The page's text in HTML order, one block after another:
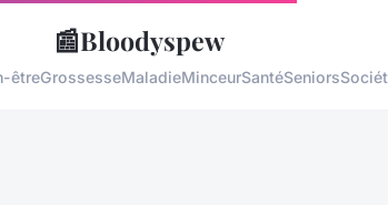
📰Bloodyspew
êtreGrossesseMaladieMinceurSantéSeniors